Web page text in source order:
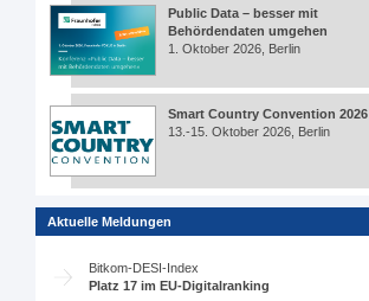
Public Data – besser mit
Behördendaten umgehen
1. Oktober 2026, Berlin
Smart Country Convention 2026
13.-15. Oktober 2026, Berlin
Aktuelle Meldungen
Bitkom-DESI-Index
Platz 17 im EU-Digitalranking